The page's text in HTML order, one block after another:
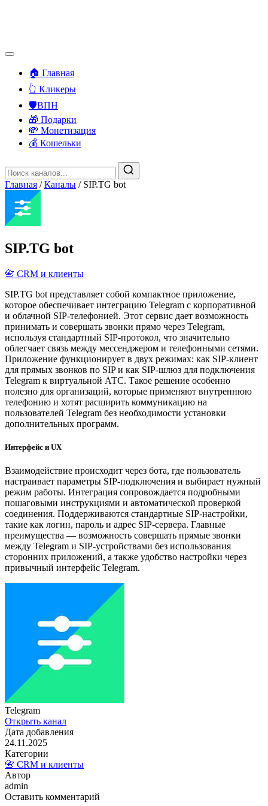
🏠 Главная
👆 Кликеры
🛡️ВПН
🎁 Подарки
💸 Монетизация
💰 Кошельки
Главная / Каналы / SIP.TG bot
SIP.TG bot
📇 CRM и клиенты
SIP.TG bot представляет собой компактное приложение,
которое обеспечивает интеграцию Telegram с корпоративной
и облачной SIP-телефонией. Этот сервис дает возможность
принимать и совершать звонки прямо через Telegram,
используя стандартный SIP-протокол, что значительно
облегчает связь между мессенджером и телефонными сетями.
Приложение функционирует в двух режимах: как SIP-клиент
для прямых звонков по SIP и как SIP-шлюз для подключения
Telegram к виртуальной АТС. Такое решение особенно
полезно для организаций, которые применяют внутреннюю
телефонию и хотят расширить коммуникацию на
пользователей Telegram без необходимости установки
дополнительных программ.
Интерфейс и UX
Взаимодействие происходит через бота, где пользователь
настраивает параметры SIP-подключения и выбирает нужный
режим работы. Интеграция сопровождается подробными
пошаговыми инструкциями и автоматической проверкой
соединения. Поддерживаются стандартные SIP-настройки,
такие как логин, пароль и адрес SIP-сервера. Главные
преимущества — возможность совершать прямые звонки
между Telegram и SIP-устройствами без использования
сторонних приложений, а также удобство настройки через
привычный интерфейс Telegram.
Telegram
Открыть канал
Дата добавления
24.11.2025
Категории
📇 CRM и клиенты
Автор
admin
Оставить комментарий